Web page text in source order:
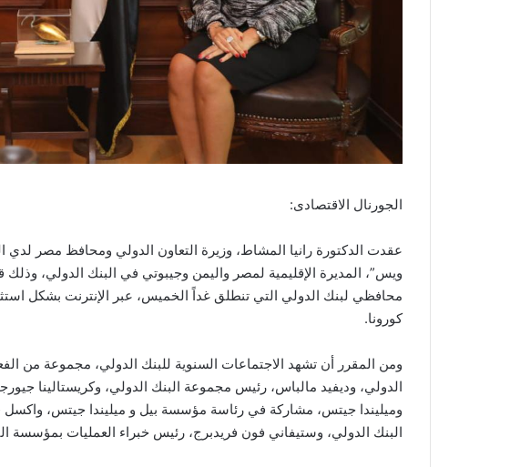
الجورنال الاقتصادى:
عقدت الدكتورة رانيا المشاط، وزيرة التعاون الدولي ومحافظ مصر لدي
ويس”، المديرة الإقليمية لمصر واليمن وجيبوتي في البنك الدولي،
محافظي لبنك الدولي التي تنطلق غداً الخميس، عبر الإنترنت بشكل
كورونا.
ومن المقرر أن تشهد الاجتماعات السنوية للبنك الدولي، مجموعة من
الدولي، وديفيد مالباس، رئيس مجموعة البنك الدولي، وكريستالينا
وميليندا جيتس، مشاركة في رئاسة مؤسسة بيل و ميليندا جيتس، واكسل
البنك الدولي، وستيفاني فون فريدبرج، رئيس خبراء العمليات بمؤسسة